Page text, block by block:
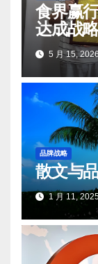
食界赢
达成战
莒南顺
5 月 15,
品牌战略
散文与
1 月 11,